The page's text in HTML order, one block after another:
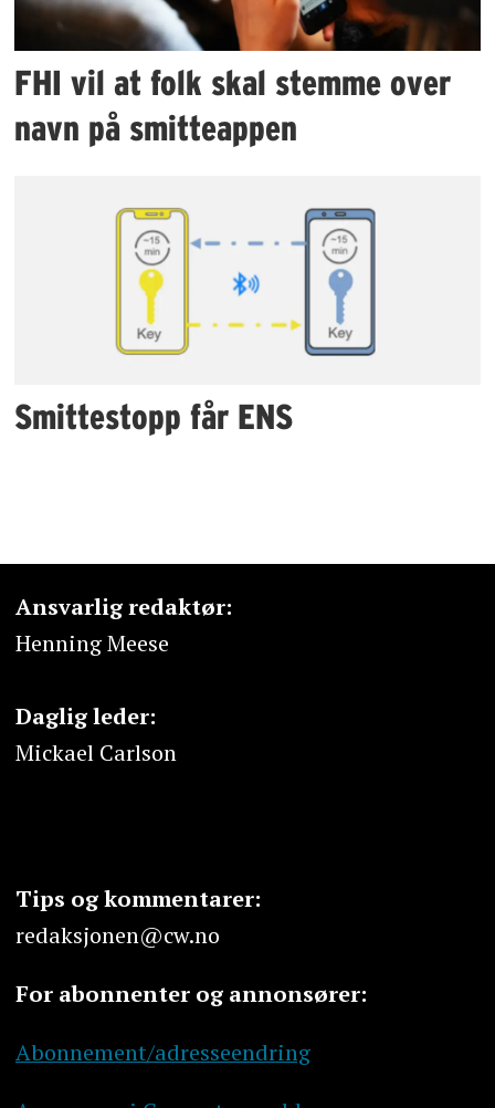
FHI vil at folk skal stemme over
navn på smitteappen
Smittestopp får ENS
Ansvarlig redaktør:
Henning Meese
Daglig leder:
Mickael Carlson
Tips og kommentarer:
redaksjonen@cw.no
For abonnenter og annonsører:
Abonnement/adresseendring